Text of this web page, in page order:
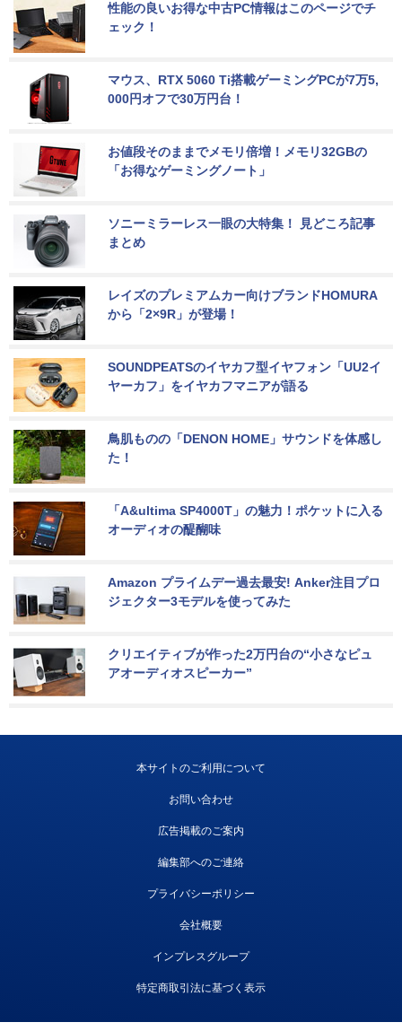
性能の良いお得な中古PC情報はこのページでチ
ェック！
マウス、RTX 5060 Ti搭載ゲーミングPCが7万5,
000円オフで30万円台！
お値段そのままでメモリ倍増！メモリ32GBの
「お得なゲーミングノート」
ソニーミラーレス一眼の大特集！ 見どころ記事
まとめ
レイズのプレミアムカー向けブランドHOMURA
から「2×9R」が登場！
SOUNDPEATSのイヤカフ型イヤフォン「UU2イ
ヤーカフ」をイヤカフマニアが語る
鳥肌ものの「DENON HOME」サウンドを体感し
た！
「A&ultima SP4000T」の魅力！ポケットに入る
オーディオの醍醐味
Amazon プライムデー過去最安! Anker注目プロ
ジェクター3モデルを使ってみた
クリエイティブが作った2万円台の“小さなピュ
アオーディオスピーカー”
本サイトのご利用について
お問い合わせ
広告掲載のご案内
編集部へのご連絡
プライバシーポリシー
会社概要
インプレスグループ
特定商取引法に基づく表示